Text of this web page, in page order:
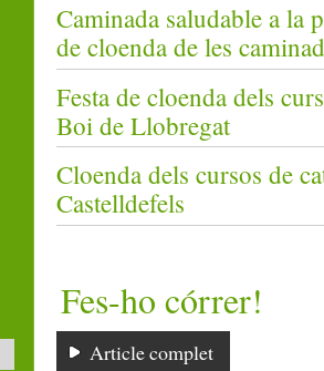
Caminada saludable a la
de cloenda de les
Festa de cloenda dels
Boi de Llobregat
Cloenda dels cursos de
Castelldefels
Fes-ho córrer!
Article complet